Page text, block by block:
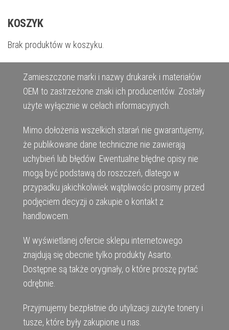
KOSZYK
Brak produktów w koszyku.
Zamieszczone marki i nazwy drukarek i materiałów
OEM to zastrzeżone znaki ich producentów. Zostały
użyte wyłącznie w celach informacyjnych.
Mimo dołożenia wszelkich starań nie gwarantujemy,
że publikowane dane techniczne nie zawierają
uchybień lub błędów. Ewentualne błędne opisy nie
mogą być podstawą do roszczeń, dlatego w
przypadku jakichkolwiek wątpliwości prosimy przed
podjęciem decyzji o zakupie o kontakt z
handlowcem.
W wyświetlanej ofercie sklepu internetowego
znajdują się obecnie tylko produkty Asarto.
Dostępne są także oryginały, o które proszę pytać
odrębnie.
Przyjmujemy bezpłatnie do utylizacji zużyte tonery i
tusze, które były zakupione u nas.